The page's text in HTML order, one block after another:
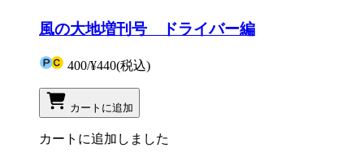
風の大地増刊号 ドライバー編
400/¥440(税込)
カートに追加
カートに追加しました